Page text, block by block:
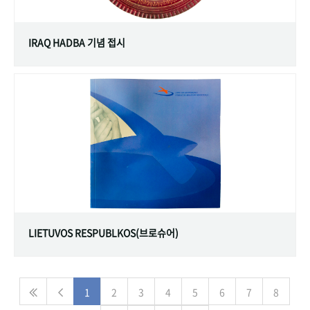
IRAQ HADBA 기념 접시
LIETUVOS RESPUBLKOS(브로슈어)
1 2 3 4 5 6 7 8